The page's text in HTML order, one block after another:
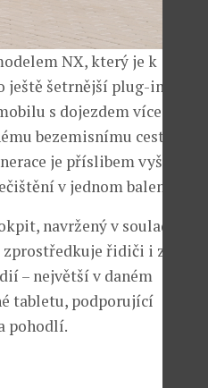
NX, který je k
šetrnější plug-in hybrid,
s dojezdem více než 64
bezemisnímu cestování
je příslibem vyššího
v jednom balení.
navržený v souladu s
řidiči i zbytku
– největší v daném
tabletu, podporující
pohodlí.